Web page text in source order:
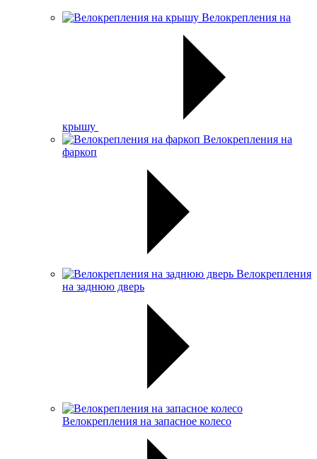
Велокрепления на
крышу
Велокрепления на
фаркоп
Велокрепления
на заднюю дверь
Велокрепления на запасное колесо